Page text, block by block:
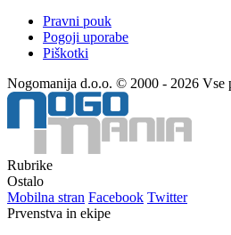
Pravni pouk
Pogoji uporabe
Piškotki
Nogomanija d.o.o. © 2000 - 2026 Vse
Rubrike
Ostalo
Mobilna stran Facebook Twitter
Prvenstva in ekipe